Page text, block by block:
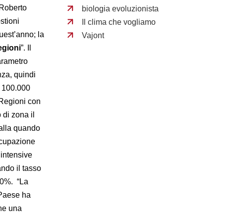
la
”. Il
quindi
con
zona il
quando
il tasso
“La
ha
una
biologia evoluzionista
Il clima che vogliamo
Vajont